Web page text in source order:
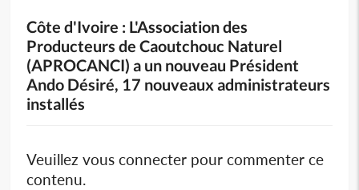
Côte d'Ivoire : L'Association des
Producteurs de Caoutchouc Naturel
(APROCANCI) a un nouveau Président
Ando Désiré, 17 nouveaux administrateurs
installés
Veuillez vous connecter pour commenter ce
contenu.